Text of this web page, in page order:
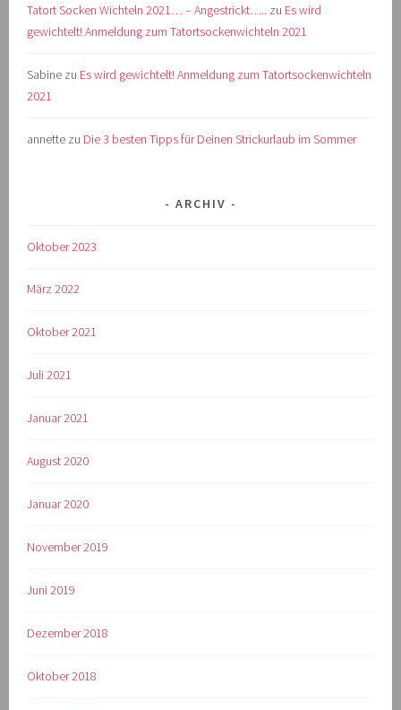
Tatort Socken Wichteln 2021… – Angestrickt….. zu Es wird
gewichtelt! Anmeldung zum Tatortsockenwichteln 2021
Sabine zu Es wird gewichtelt! Anmeldung zum Tatortsockenwichteln
2021
annette zu Die 3 besten Tipps für Deinen Strickurlaub im Sommer
ARCHIV
Oktober 2023
März 2022
Oktober 2021
Juli 2021
Januar 2021
August 2020
Januar 2020
November 2019
Juni 2019
Dezember 2018
Oktober 2018